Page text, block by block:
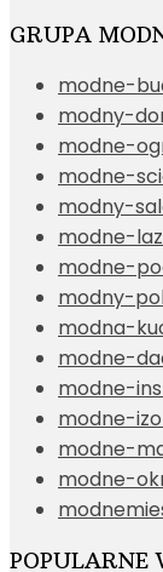
GRUPA
modne-
modny-
modne-
modne-
modny-
modne-
modne-
modny-
modna-
modne-
modne-
modne-
modne-
modne-
POPULARNE